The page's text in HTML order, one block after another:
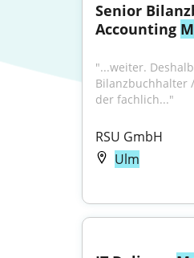
Senior
Accounting
"...weiter.
Bilanzbuchhalter
der fachlich..."
RSU GmbH
Ulm